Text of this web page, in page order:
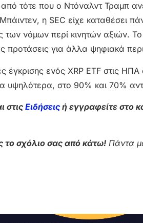
τότε που ο Ντόναλντ Τραμπ
η SEC είχε καταθέσει
νόμων περί κινητών αξιών.
προτάσεις για άλλα ψηφιακά
έγκρισης ενός XRP ETF στις
υψηλότερα, στο 90% και 70%
στιςΕιδήσεις ή εγγραφείτε στο
το σχόλιο σας από κάτω! Πάντα